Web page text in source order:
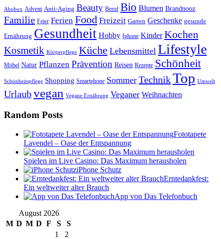
Abobox Advent Anti-Aging Beauty Beruf Bio Blumen Brandnooz
Familie Feier Ferien Food Freizeit Garten Geschenke gesunde
Ernährung Gesundheit Hobby Iphone Kinder Kochen
Kosmetik Körperpflege Küche Lebensmittel Lifestyle
Möbel Natur Pflanzen Prävention Reisen Rezepte Schönheit
Schönheitspflege Shopping Smartphone Sommer TechnikTop Umwelt
Urlaubvegan Vegane Ernährung Veganer Weihnachten
Random Posts
Fototapete
Lavendel – Oase der Entspannung
Spielen im Live Casino: Das Maximum herausholen
iPhone Schutz
Erntedankfest:
Ein weltweiter alter Brauch
App von Das Telefonbuch
August 2026
M D M D F S
S
1
2